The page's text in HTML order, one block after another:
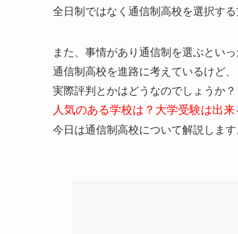
全日制ではなく通信制高校を選択す
また、事情があり通信制を選ぶとい
通信制高校を進路に考えているけど、
実際評判とかはどうなのでしょうか？
人気のある学校は？大学受験は出来
今日は通信制高校について解説します